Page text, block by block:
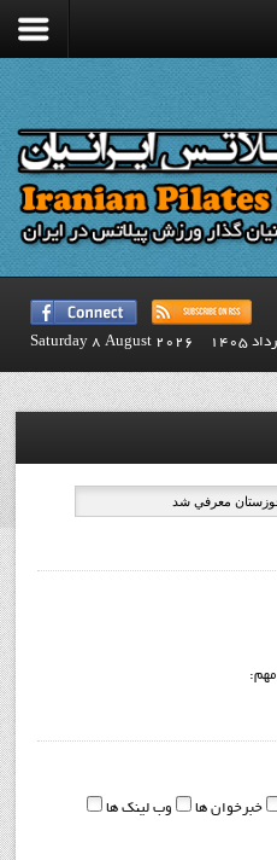
Saturday 8 August 2026
مهم:
خبرخوان ها
وب لینک ها